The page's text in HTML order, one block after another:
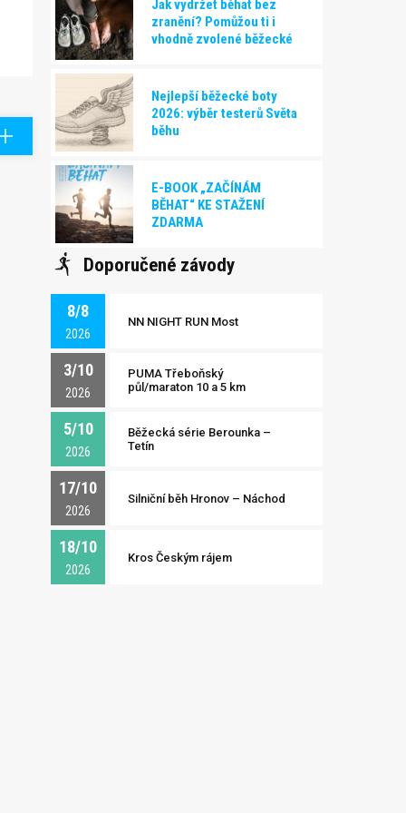
Jak vydržet běhat bez
zranění? Pomůžou ti i
vhodně zvolené běžecké
Nejlepší běžecké boty
2026: výběr testerů Světa
běhu
E-BOOK „ZAČÍNÁM
BĚHAT“ KE STAŽENÍ
ZDARMA
Doporučené závody
8/8
2026
NN NIGHT RUN Most
3/10
2026
PUMA Třeboňský
půl/maraton 10 a 5 km
5/10
2026
Běžecká série Berounka –
Tetín
17/10
2026
Silniční běh Hronov – Náchod
18/10
2026
Kros Českým rájem